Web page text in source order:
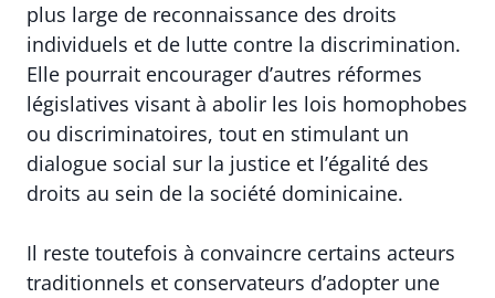
plus large de reconnaissance des droits
individuels et de lutte contre la discrimination.
Elle pourrait encourager d’autres réformes
législatives visant à abolir les lois homophobes
ou discriminatoires, tout en stimulant un
dialogue social sur la justice et l’égalité des
droits au sein de la société dominicaine.
Il reste toutefois à convaincre certains acteurs
traditionnels et conservateurs d’adopter une